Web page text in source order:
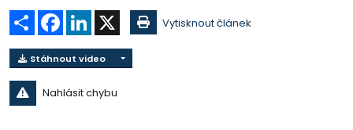
Sdílet Facebook
LinkedIn Vytisknout článek
Stáhnout video
Nahlásit chybu